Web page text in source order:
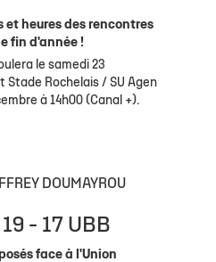
et heures des rencontres
fin d'année !
le samedi 23
Stade Rochelais / SU Agen
à 14h00 (Canal +).
DOUMAYROU
- 17 UBB
face à l'Union